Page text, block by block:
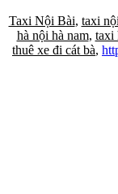
Taxi Nội Bài, taxi
hà nội hà nam, taxi
thuê xe đi cát bà,